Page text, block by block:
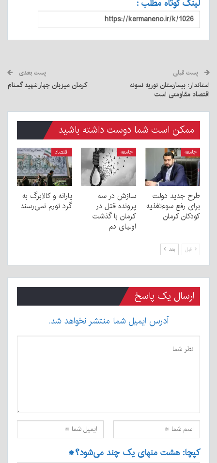
لینک کوتاه مطلب :
پست قبلی
استاندار: بیمارستان نوریه نمونه‌
اقتصاد مقاومتی است
پست بعدی
کرمان میزبان چهار شهید گمنام
ممکن است شما دوست داشته باشید
جامعه
طرح جدید دولت
برای رفع سوءتغذیه
کودکان کرمان
جامعه
سازش در سه
پرونده قتل در
کرمان با گذشت
اولیای دم
اقتصاد
یارانه و کالابرگ به
گرد تورم نمی‌رسند
قبل بعد
ارسال یک پاسخ
آدرس ایمیل شما منتشر نخواهد شد.
کپچا: هشت منهای یک چند می‌شود؟*